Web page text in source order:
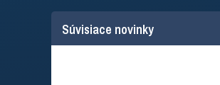
Súvisiace novinky